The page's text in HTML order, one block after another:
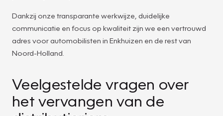
Dankzij onze transparante werkwijze, duidelijke
communicatie en focus op kwaliteit zijn we een vertrouwd
adres voor automobilisten in Enkhuizen en de rest van
Noord-Holland.
Veelgestelde vragen over
het vervangen van de